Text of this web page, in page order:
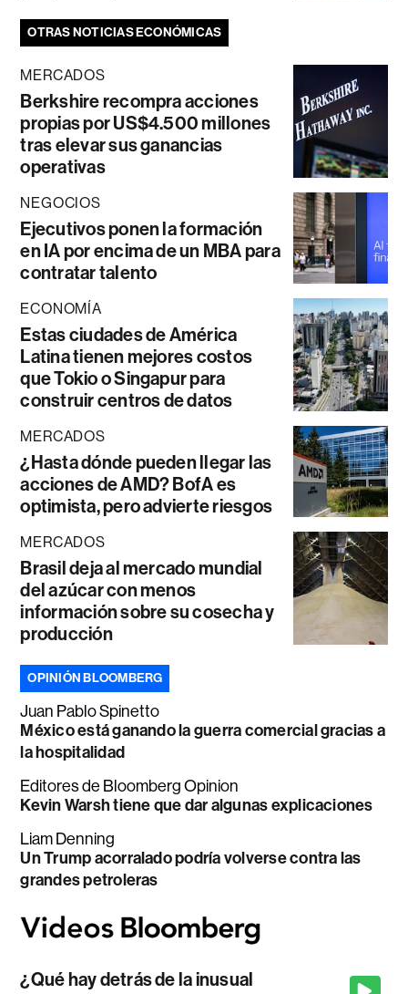
OTRAS NOTICIAS ECONÓMICAS
MERCADOS
Berkshire recompra acciones
propias por US$4.500 millones
tras elevar sus ganancias
operativas
NEGOCIOS
Ejecutivos ponen la formación
en IA por encima de un MBA para
contratar talento
ECONOMÍA
Estas ciudades de América
Latina tienen mejores costos
que Tokio o Singapur para
construir centros de datos
MERCADOS
¿Hasta dónde pueden llegar las
acciones de AMD? BofA es
optimista, pero advierte riesgos
MERCADOS
Brasil deja al mercado mundial
del azúcar con menos
información sobre su cosecha y
producción
OPINIÓN BLOOMBERG
Juan Pablo Spinetto
México está ganando la guerra comercial gracias a
la hospitalidad
Editores de Bloomberg Opinion
Kevin Warsh tiene que dar algunas explicaciones
Liam Denning
Un Trump acorralado podría volverse contra las
grandes petroleras
¿Qué hay detrás de la inusual